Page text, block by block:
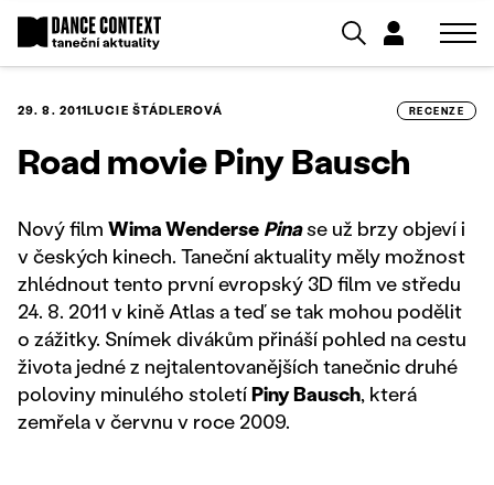
29. 8. 2011LUCIE ŠTÁDLEROVÁ RECENZE
Road movie Piny Bausch
Nový film Wima Wenderse Pinase už brzy objeví i
v českých kinech. Taneční aktuality měly možnost
zhlédnout tento první evropský 3D film ve středu
24. 8. 2011 v kině Atlas a teď se tak mohou podělit
o zážitky. Snímek divákům přináší pohled na cestu
života jedné z nejtalentovanějších tanečnic druhé
poloviny minulého stoletíPiny Bausch, která
zemřela v červnu v roce 2009.